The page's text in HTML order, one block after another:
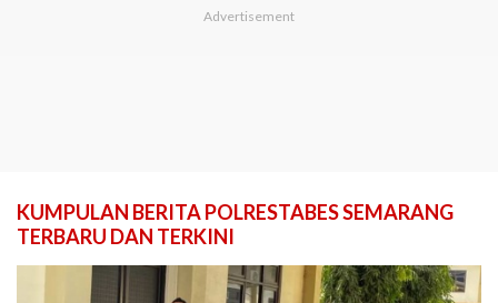
KUMPULAN BERITA POLRESTABES SEMARANG
TERBARU DAN TERKINI